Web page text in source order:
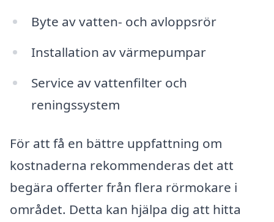
Byte av vatten- och avloppsrör
Installation av värmepumpar
Service av vattenfilter och
reningssystem
För att få en bättre uppfattning om
kostnaderna rekommenderas det att
begära offerter från flera rörmokare i
området. Detta kan hjälpa dig att hitta